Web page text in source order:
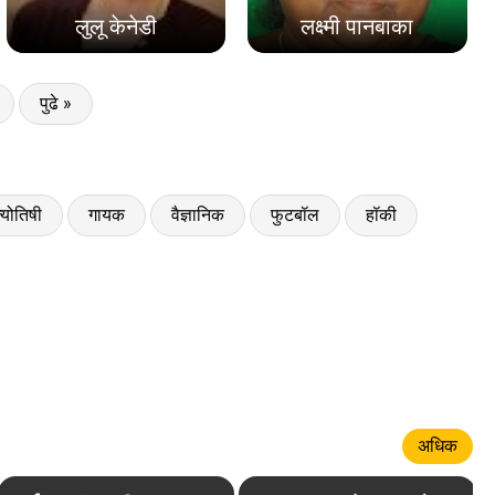
लुलू केनेडी लक्ष्मी पानबाका
पुढे »
गायक वैज्ञानिक फुटबॉल हॉकी
अधिक